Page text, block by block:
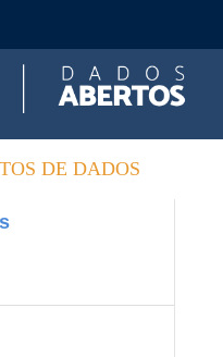
DE DADOS